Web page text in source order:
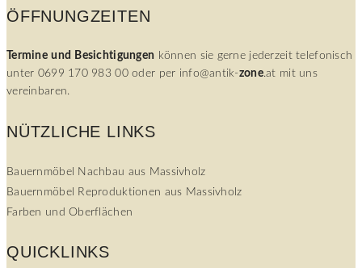
ÖFFNUNGZEITEN
Termine und Besichtigungen können sie gerne jederzeit telefonisch
unter 0699 170 983 00 oder per info@antik-zone.at mit uns
vereinbaren.
NÜTZLICHE LINKS
Bauernmöbel Nachbau aus Massivholz
Bauernmöbel Reproduktionen aus Massivholz
Farben und Oberflächen
QUICKLINKS